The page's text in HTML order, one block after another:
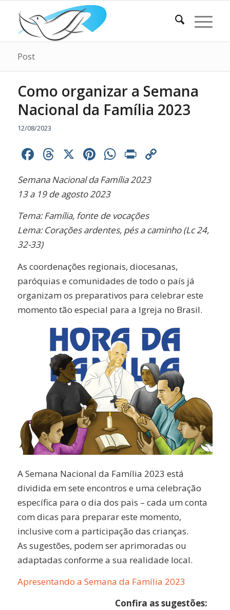
Post
Como organizar a Semana
Nacional da Família 2023
12/08/2023
Facebook
Threads
X Pinterest
WhatsApp
Print
Semana Nacional da Família 2023
13 a 19 de agosto 2023
Tema: Família, fonte de vocações
Lema: Corações ardentes, pés a caminho (Lc 24,
32-33)
As coordenações regionais, diocesanas,
paróquias e comunidades de todo o país já
organizam os preparativos para celebrar este
momento tão especial para a Igreja no Brasil.
A Semana Nacional da Família 2023 está
dividida em sete encontros e uma celebração
específica para o dia dos pais – cada um conta
com dicas para preparar este momento,
inclusive com a participação das crianças.
As sugestões, podem ser aprimoradas ou
adaptadas conforme a sua realidade local.
Apresentando a Semana da Família 2023
Confira as sugestões: